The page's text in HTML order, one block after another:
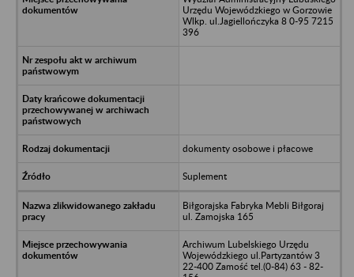
Urzędu Wojewódzkiego w Gorzowie
Wlkp. ul.Jagiellończyka 8 0-95 7215
396
dokumenty osobowe i płacowe
Suplement
Biłgorajska Fabryka Mebli Biłgoraj
ul. Zamojska 165
Archiwum Lubelskiego Urzędu
Wojewódzkiego ul.Partyzantów 3
22-400 Zamość tel.(0-84) 63 - 82-